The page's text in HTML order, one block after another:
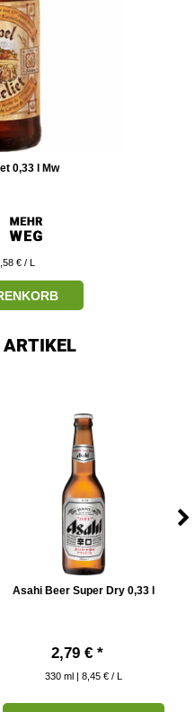
0,33 l Mw
€ / L
Asahi Beer Super Dry 0,33 l
2,79 € *
330 ml | 8,45 € / L